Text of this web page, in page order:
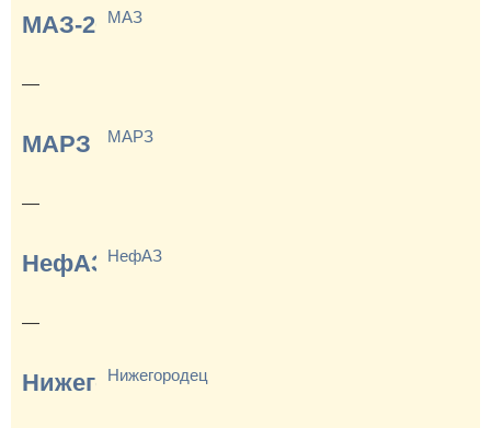
МАЗ-206МАЗ
—
МАРЗ МАРЗ
—
НефАЗ-5299
НефАЗ
—
Нижегородец-2227
Нижегородец